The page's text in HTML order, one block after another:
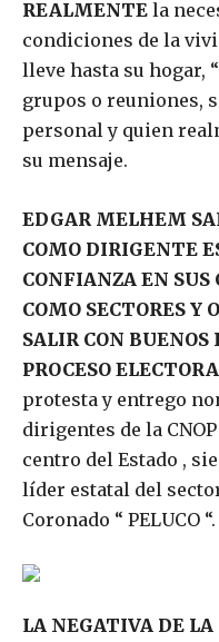
REALMENTE la
condiciones de la
lleve hasta su hogar,
grupos o reuniones,
personal y quien
su mensaje.
EDGAR MELHEM
COMO DIRIGENTE
CONFIANZA EN SUS
COMO SECTORES Y
SALIR CON BUENOS
PROCESO
protesta y entrego
dirigentes de la
centro del Estado ,
líder estatal del
Coronado “ PELUCO “.
LA NEGATIVA DE